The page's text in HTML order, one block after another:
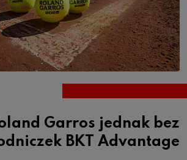
Garros jednak bez
BKT Advantage